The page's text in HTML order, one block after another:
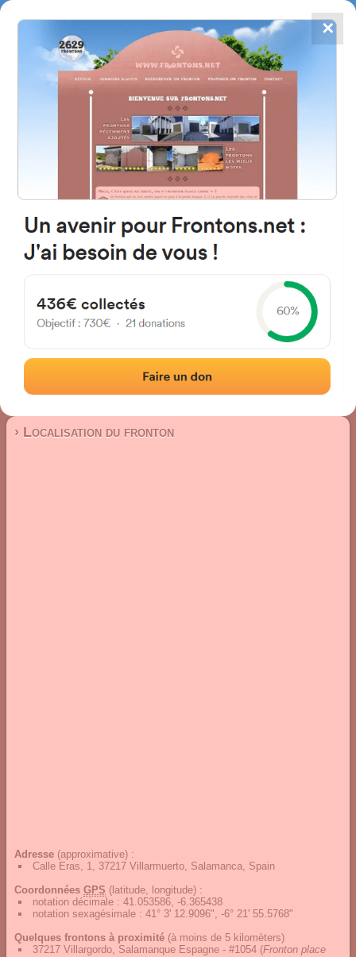
FRONTONS.NET
RECHERCHER UN FRONTON
PROPOSER UN FRONTON
4867
frontons
37217 Villarmuerto, Salamanca
Calle Eras 1
Fronton place libre
Localisation|Photos|Commentaires et avis
› Localisation du fronton
Adresse (approximative) :
Calle Eras, 1, 37217 Villarmuerto, Salamanca, Spain
Coordonnées GPS (latitude, longitude) :
notation décimale : 41.053586, -6.365438
notation sexagésimale : 41° 3' 12.9096", -6° 21' 55.5768"
Quelques frontons à proximité (à moins de 5 kilomèters)
37217 Villargordo, Salamanque Espagne - #1054 (Fronton place
✕